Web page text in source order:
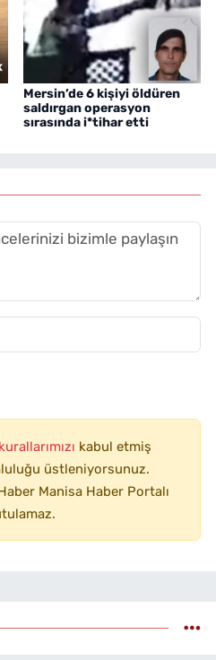
Mersin’de 6 kişiyi öldüren
saldırgan operasyon
sırasında i*tihar etti
kabul etmiş
üstleniyorsunuz.
Manisa Haber Portalı